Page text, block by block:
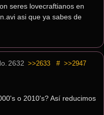
seres lovecraftianos en
asi que ya sabes de
2632 >>2633 # >>2947
o 2010's? Así reducimos